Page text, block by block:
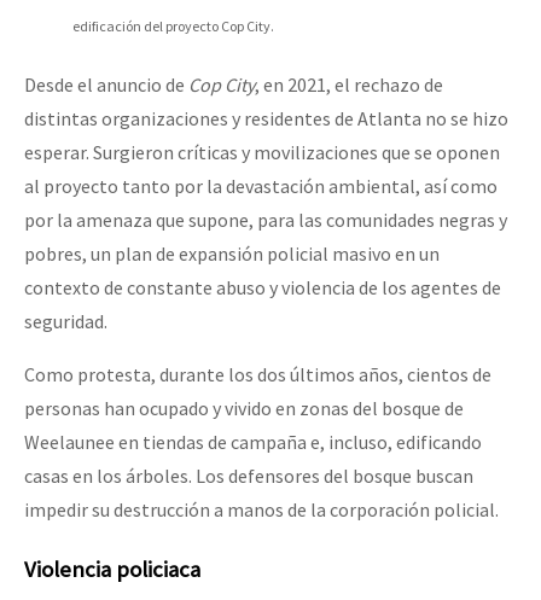
edificación del proyecto Cop City.
Desde el anuncio de Cop City, en 2021, el rechazo de
distintas organizaciones y residentes de Atlanta no se hizo
esperar. Surgieron críticas y movilizaciones que se oponen
al proyecto tanto por la devastación ambiental, así como
por la amenaza que supone, para las comunidades negras y
pobres, un plan de expansión policial masivo en un
contexto de constante abuso y violencia de los agentes de
seguridad.
Como protesta, durante los dos últimos años, cientos de
personas han ocupado y vivido en zonas del bosque de
Weelaunee en tiendas de campaña e, incluso, edificando
casas en los árboles. Los defensores del bosque buscan
impedir su destrucción a manos de la corporación policial.
Violencia policiaca